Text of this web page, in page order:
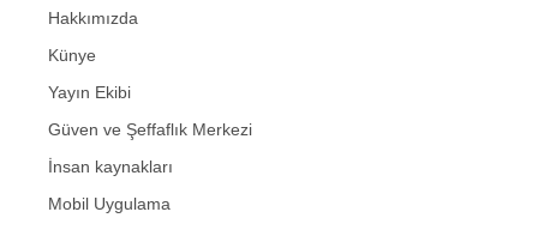
Hakkımızda
Künye
Yayın Ekibi
Güven ve Şeffaflık Merkezi
İnsan kaynakları
Mobil Uygulama